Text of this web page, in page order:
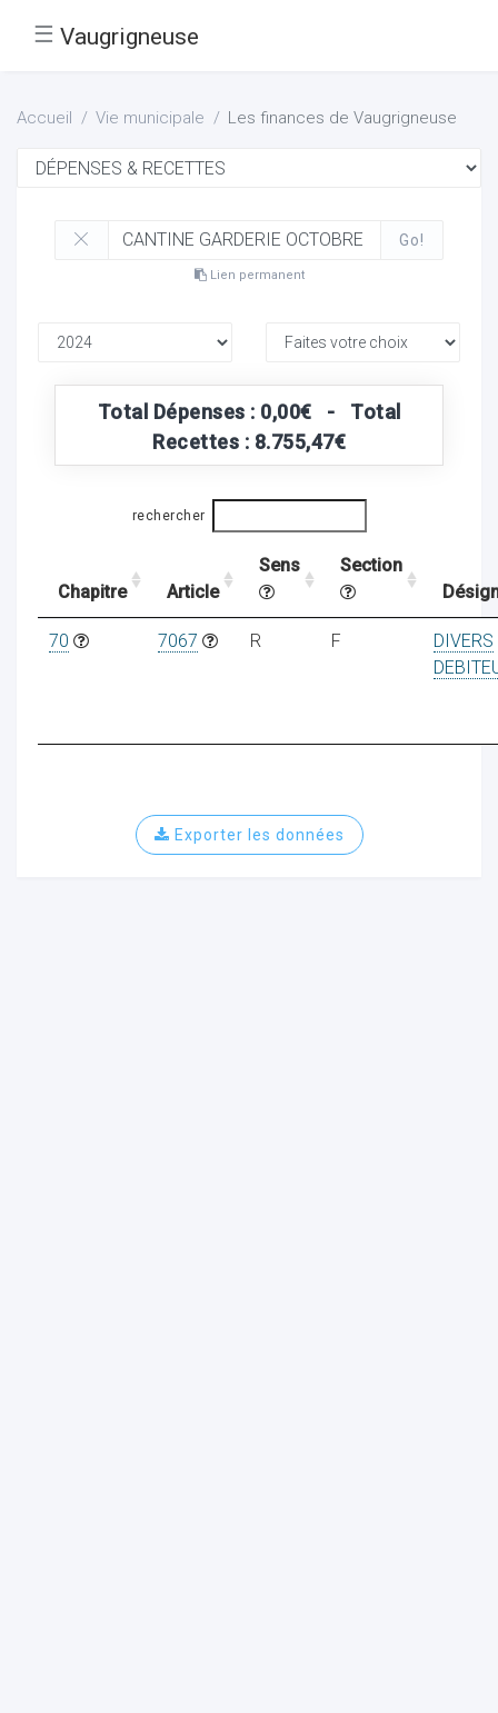
☰ Vaugrigneuse
Accueil Vie municipale Les finances de Vaugrigneuse
Go!
Lien permanent
Total Dépenses : 0,00€ - Total
Recettes : 8.755,47€
rechercher
Chapitre Article
Sens
Section
70 7067 R F
DIVERS
Exporter les données